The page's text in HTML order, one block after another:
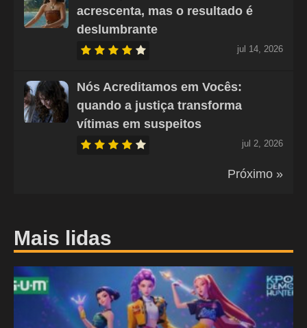
acrescenta, mas o resultado é
deslumbrante
jul 14, 2026
Nós Acreditamos em Vocês:
quando a justiça transforma
vítimas em suspeitos
jul 2, 2026
Próximo »
Mais lidas